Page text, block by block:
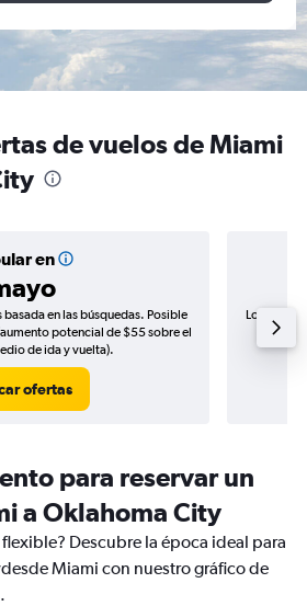
de vuelos de Miami
en
en las búsquedas. Posible
potencial de $55 sobre el
de ida y vuelta).
ofertas
Los
de
para reservar un
a Oklahoma City
Descubre la época ideal para
Miami con nuestro gráfico de